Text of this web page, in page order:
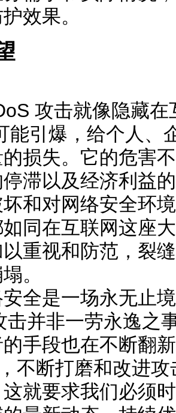
效果。
攻击就像隐藏在
能引爆，给个人、
损失。它的危害
滞以及经济利益
坏和对网络安全环
同在互联网这座
重视和防范，裂
。
全是一场永无止
击并非一劳永逸之
手段也在不断翻
不断打磨和改进
就要求我们必须